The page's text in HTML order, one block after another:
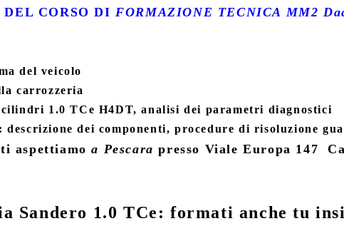
DEL CORSO DIFORMAZIONE TECNICA MM2
del veicolo
carrozzeria
1.0 TCe H4DT, analisi dei parametri diagnostici
descrizione dei componenti, procedure di risoluzione
ti aspettiamoa Pescara presso Viale Europa 147
Sandero 1.0 TCe: formati anche tu